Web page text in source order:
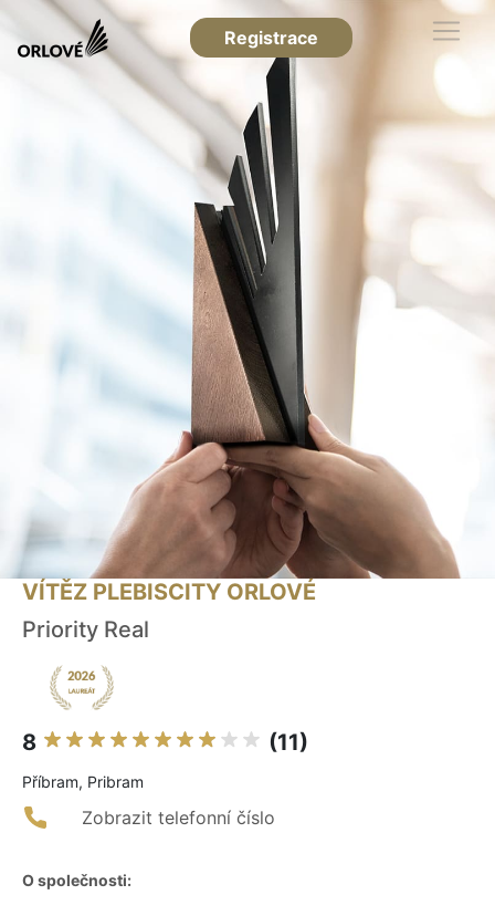
Registrace
VÍTĚZ PLEBISCITY ORLOVÉ
Priority Real
8 (11)
Příbram, Pribram
Zobrazit telefonní číslo
O společnosti: